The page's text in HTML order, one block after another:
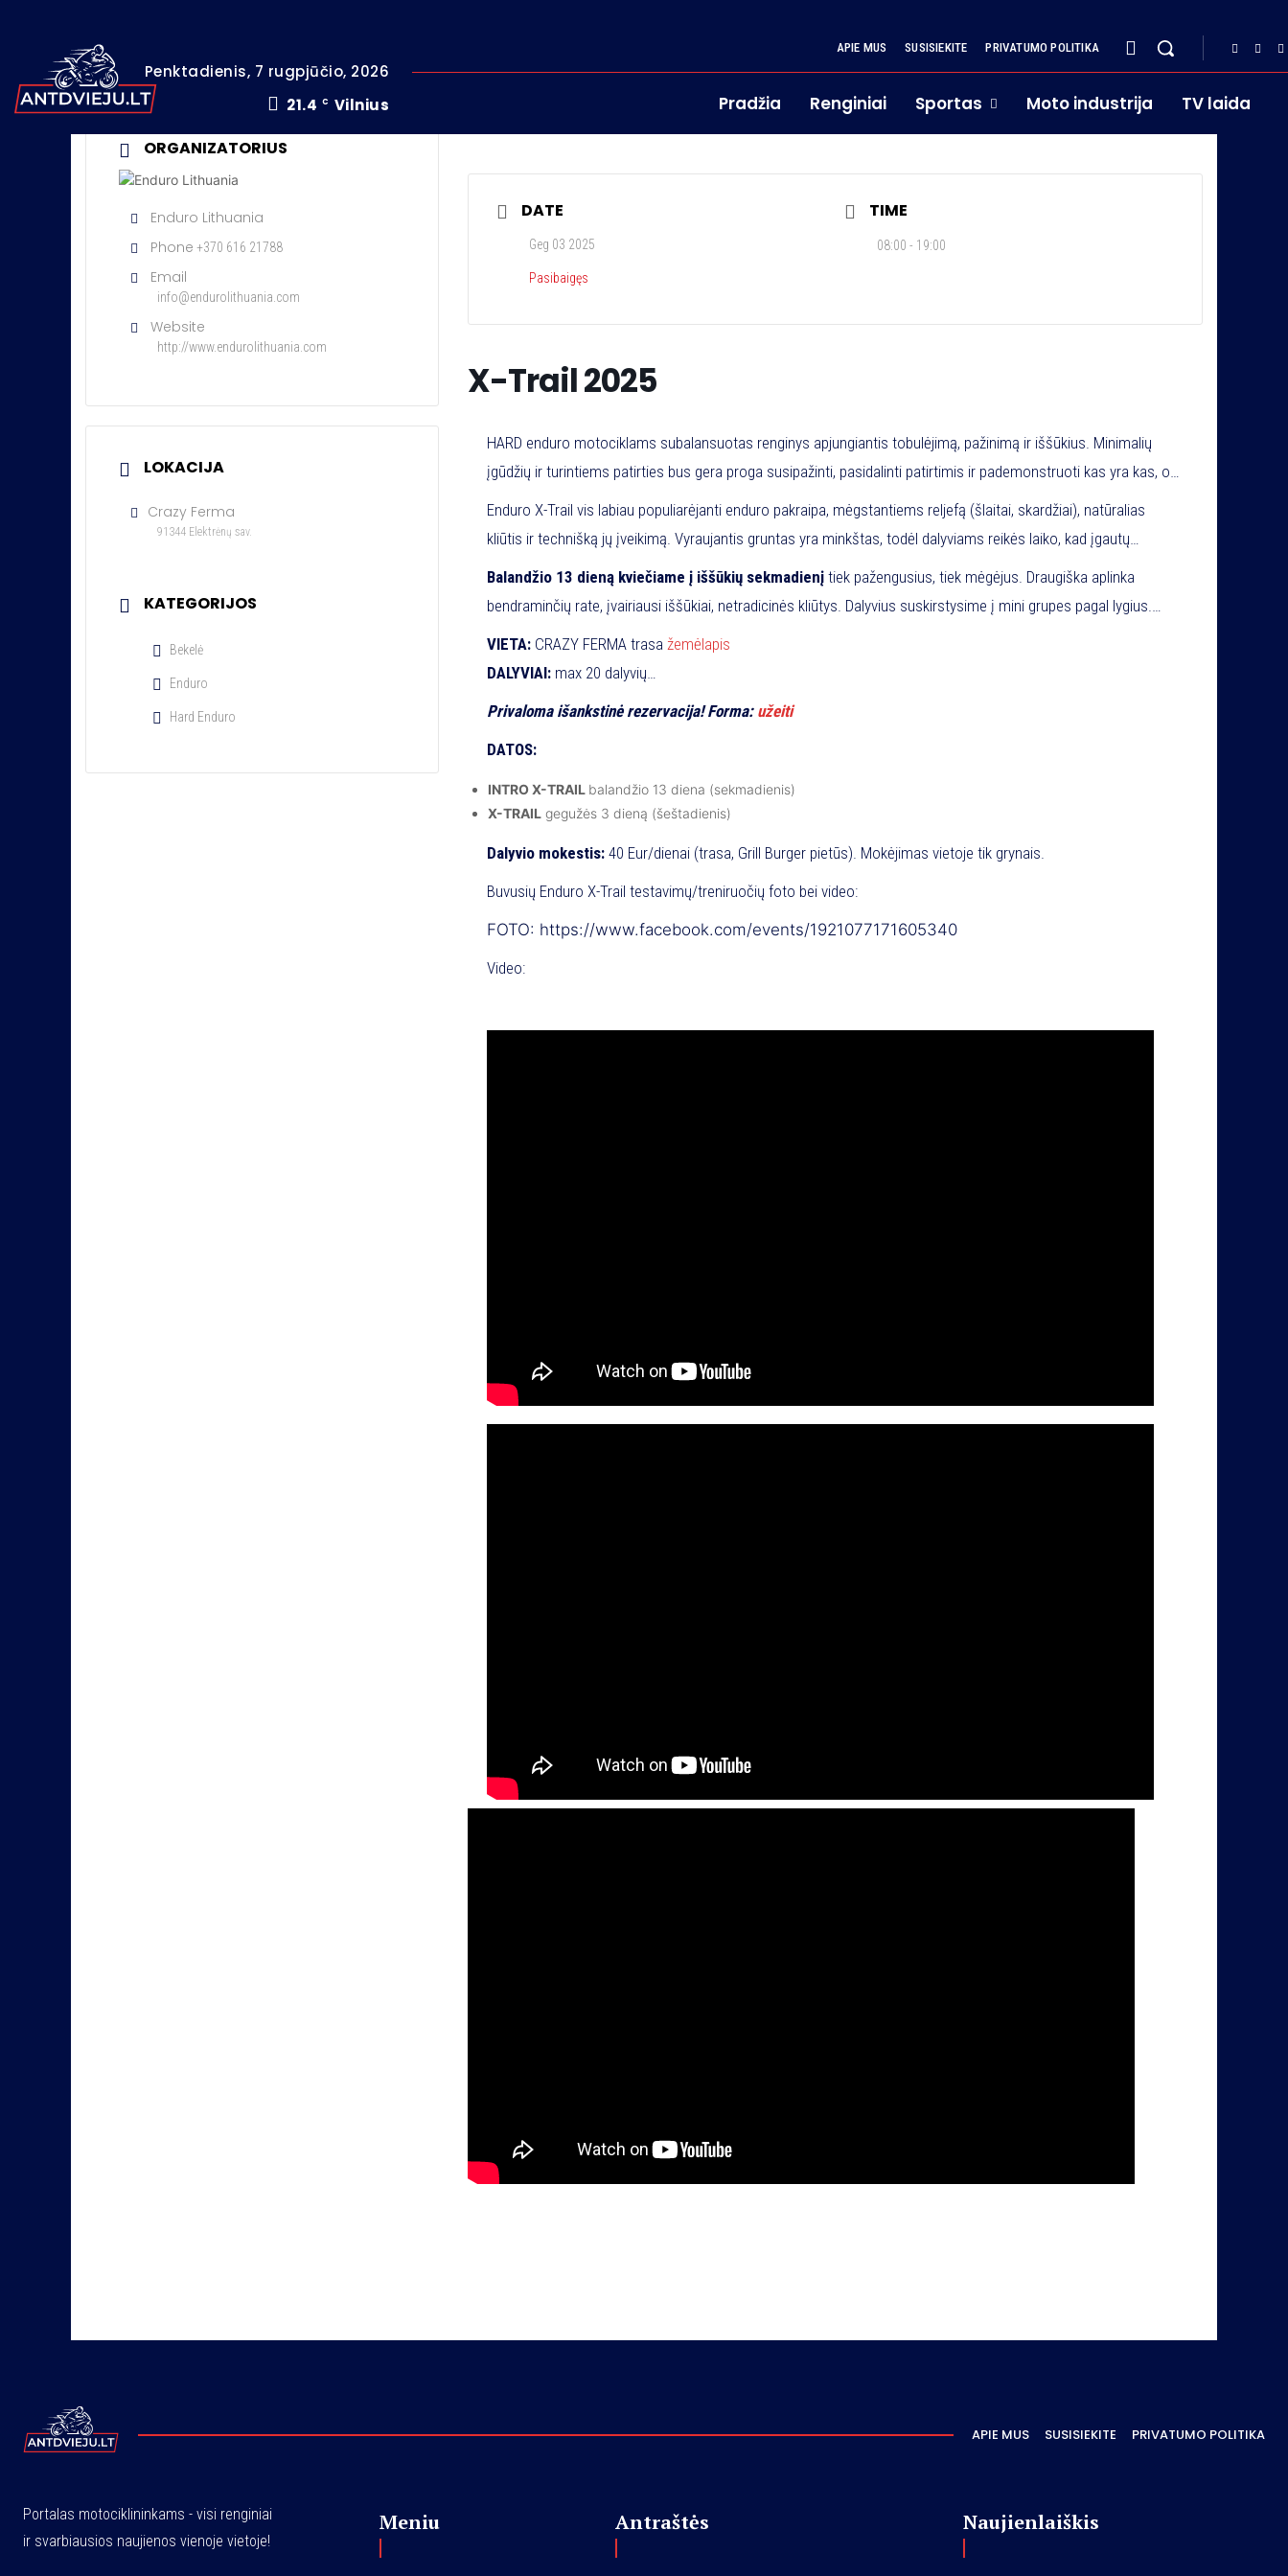
Penktadienis, 7 rugpjūčio, 2026
21.4 C Vilnius
APIE MUS SUSISIEKITE PRIVATUMO POLITIKA
Pradžia Renginiai Sportas Moto industrija TV laida
ORGANIZATORIUS
Enduro Lithuania
Phone +370 616 21788
Email
info@endurolithuania.com
Website
http://www.endurolithuania.com
LOKACIJA
Crazy Ferma
91344 Elektrėnų sav.
KATEGORIJOS
Bekelė
Enduro
Hard Enduro
DATE
Geg 03 2025
Pasibaigęs
TIME
08:00 - 19:00
X-Trail 2025
HARD enduro motociklams subalansuotas renginys apjungiantis tobulėjimą, pažinimą ir iššūkius. Minimalių
įgūdžių ir turintiems patirties bus gera proga susipažinti, pasidalinti patirtimis ir pademonstruoti kas yra kas, o
organizatoriai tam tikrai sudarys sąlygas.
Enduro X-Trail vis labiau populiarėjanti enduro pakraipa, mėgstantiems reljefą (šlaitai, skardžiai), natūralias
kliūtis ir technišką jų įveikimą. Vyraujantis gruntas yra minkštas, todėl dalyviams reikės laiko, kad įgautų
pasitikėjimo ir įgūdžių. Crazy Fermos trasa turinti tinkamų erdvių kiekvieną kartą, vis tobulinama ir bandoma
pritaikyti Enduro X-Trail treniruotėms. Jau yra suformuoti 6 vienas už kitą sunkesni miško testai (nuo 500 m iki
primins “single track‘us”, privingiuotus kalvotoje natūralioje gamtoje, o greitį pakeis techninis vairavimas.
Balandžio 13 dieną kviečiame į iššūkių sekmadienįtiek pažengusius, tiek mėgėjus. Draugiška aplinka
bendraminčių rate, įvairiausi iššūkiai, netradicinės kliūtys. Dalyvius suskirstysime į mini grupes pagal lygius.
Dalinsimės patirtimi, įveiksime iššūkius ir mėgausimės Enduro X-Trail trasa.
VIETA:CRAZY FERMA trasa žemėlapis
DALYVIAI:max 20 dalyvių
KLASĖS:
dalyviai suskirstyti į mini grupes pagal lygius
KLIŪTYS:
TESTAI:5-6 testai išbarstyti Crazy Fermos trasoje
Privaloma išankstinė rezervacija! Forma: užeiti
DATOS:
INTRO X-TRAIL balandžio 13 diena (sekmadienis)
X-TRAILgegužės 3 dieną (šeštadienis)
Dalyvio mokestis:40 Eur/dienai (trasa, Grill Burger pietūs). Mokėjimas vietoje tik grynais.
Buvusių Enduro X-Trail testavimų/treniruočių foto bei video:
FOTO: https://www.facebook.com/events/1921077171605340
Video:
APIE MUS SUSISIEKITE PRIVATUMO POLITIKA
Portalas motociklininkams - visi renginiai
ir svarbiausios naujienos vienoje vietoje!
Meniu Antraštės Naujienlaiškis